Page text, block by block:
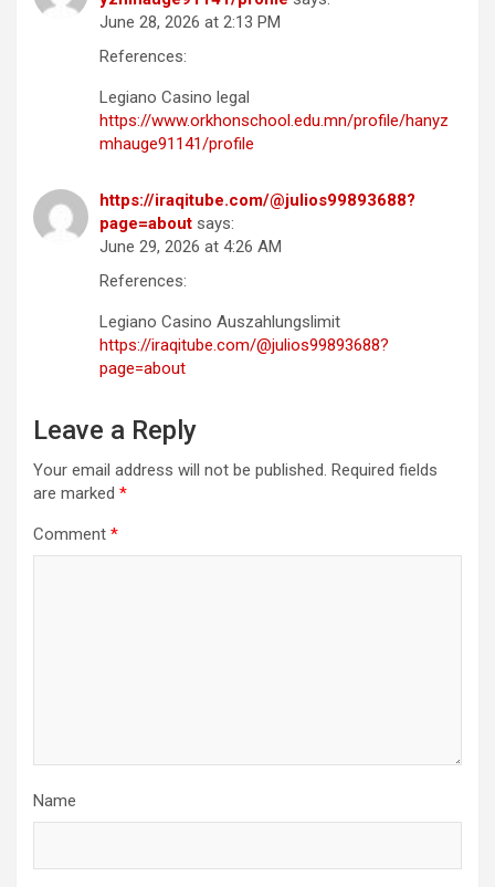
June 28, 2026 at 2:13 PM
References:
Legiano Casino legal
https://www.orkhonschool.edu.mn/profile/hanyz
mhauge91141/profile
https://iraqitube.com/@julios99893688?
page=about says:
June 29, 2026 at 4:26 AM
References:
Legiano Casino Auszahlungslimit
https://iraqitube.com/@julios99893688?
page=about
Leave a Reply
Your email address will not be published. Required fields
are marked *
Comment *
Name